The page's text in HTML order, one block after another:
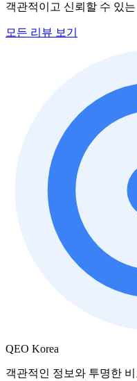
객관적이고 신뢰할 수 있
모든 리뷰 보기
QEO Korea
객관적인 정보와 투명한